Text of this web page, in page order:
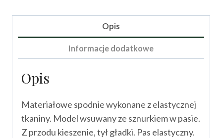
Opis
Informacje dodatkowe
Opis
Materiałowe spodnie wykonane z elastycznej
tkaniny. Model wsuwany ze sznurkiem w pasie.
Z przodu kieszenie, tył gładki. Pas elastyczny.